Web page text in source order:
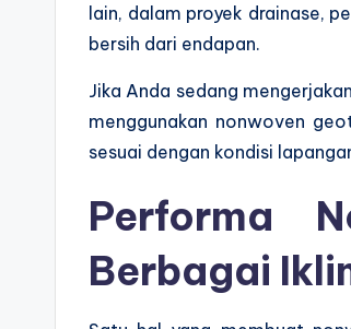
lain, dalam proyek drainase,
bersih dari endapan.
Jika Anda sedang
menggunakan nonwoven
sesuai dengan kondisi
Performa
Berbagai